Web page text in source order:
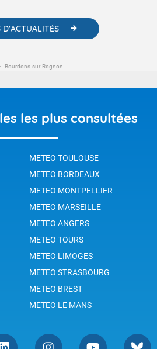
D'ACTUALITÉS
Bourdons-sur-Rognon
les plus consultées
METEO TOULOUSE
METEO BORDEAUX
METEO MONTPELLIER
METEO MARSEILLE
METEO ANGERS
METEO TOURS
METEO LIMOGES
METEO STRASBOURG
METEO BREST
METEO LE MANS